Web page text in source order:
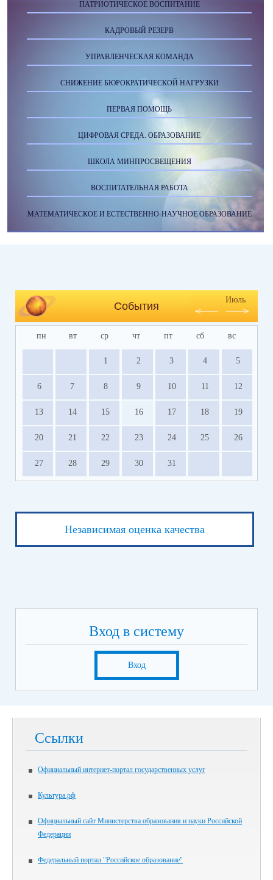
ПАТРИОТИЧЕСКОЕ ВОСПИТАНИЕ
КАДРОВЫЙ РЕЗЕРВ
УПРАВЛЕНЧЕСКАЯ КОМАНДА
СНИЖЕНИЕ БЮРОКРАТИЧЕСКОЙ НАГРУЗКИ
ПЕРВАЯ ПОМОЩЬ
ЦИФРОВАЯ СРЕДА. ОБРАЗОВАНИЕ
ШКОЛА МИНПРОСВЕЩЕНИЯ
ВОСПИТАТЕЛЬНАЯ РАБОТА
МАТЕМАТИЧЕСКОЕ И ЕСТЕСТВЕННО-НАУЧНОЕ ОБРАЗОВАНИЕ
События
Июль
пн вт ср чт пт сб вс
1 2 3 4 5
6 7 8 9 10 11 12
13 14 15 16 17 18 19
20 21 22 23 24 25 26
27 28 29 30 31
Независимая оценка качества
Вход в систему
Вход
Ссылки
Официальный интернет-портал государственных услуг
Культура.рф
Официальный сайт Министерства образования и науки Российской
Федерации
Федеральный портал "Российское образование"